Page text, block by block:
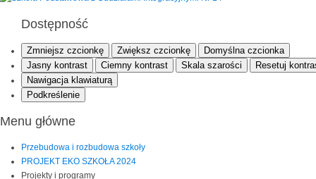
Dostępność
Zmniejsz czcionkę Zwiększ czcionkę
Domyślna czcionka
Jasny kontrast
Ciemny kontrast Skala szarości
Resetuj
Nawigacja klawiaturą
Podkreślenie
Menu główne
Przebudowa i rozbudowa szkoły
PROJEKT EKO SZKOŁA 2024
Projekty i programy